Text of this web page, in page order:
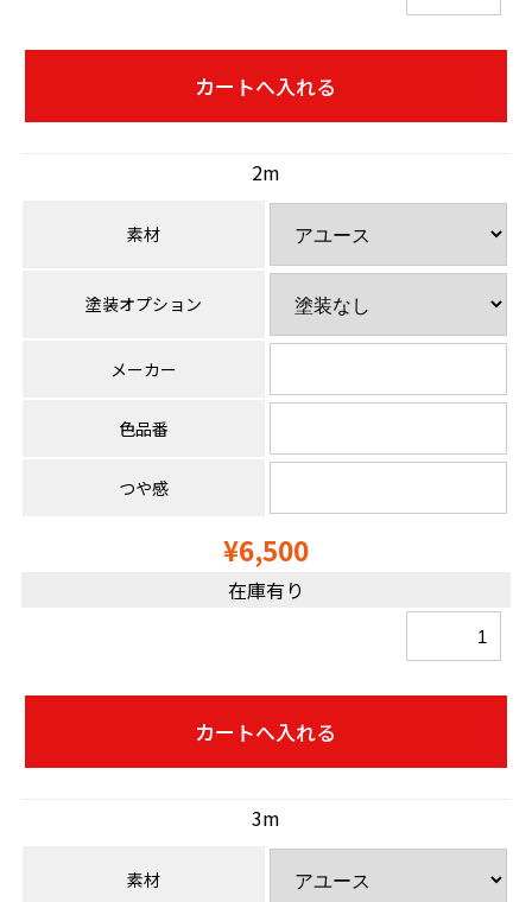
2m
素材
塗装オプション
メーカー
色品番
つや感
¥6,500
在庫有り
3m
素材